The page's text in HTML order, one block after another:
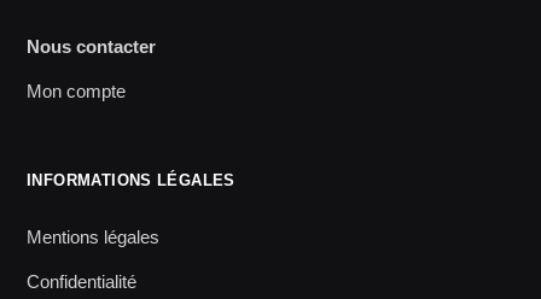
Nous contacter
Mon compte
INFORMATIONS LÉGALES
Mentions légales
Confidentialité